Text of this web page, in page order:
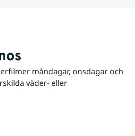
måndagar, onsdagar och
väder- eller